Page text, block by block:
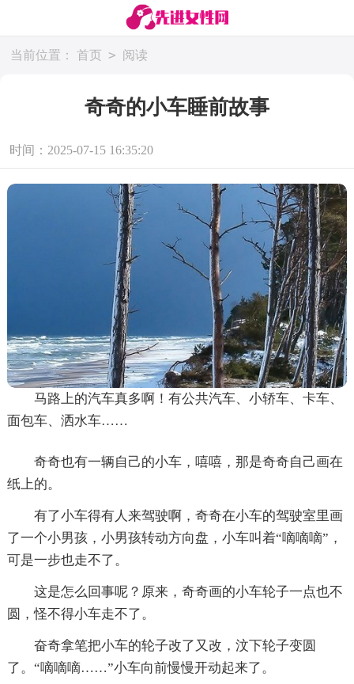
当前位置： 首页 > 阅读
奇奇的小车睡前故事
时间：2025-07-15 16:35:20
马路上的汽车真多啊！有公共汽车、小轿车、卡车、
面包车、洒水车……
奇奇也有一辆自己的小车，嘻嘻，那是奇奇自己画在
纸上的。
有了小车得有人来驾驶啊，奇奇在小车的驾驶室里画
了一个小男孩，小男孩转动方向盘，小车叫着“嘀嘀嘀”，
可是一步也走不了。
这是怎么回事呢？原来，奇奇画的小车轮子一点也不
圆，怪不得小车走不了。
奋奇拿笔把小车的轮子改了又改，汶下轮子变圆
了。“嘀嘀嘀……”小车向前慢慢开动起来了。